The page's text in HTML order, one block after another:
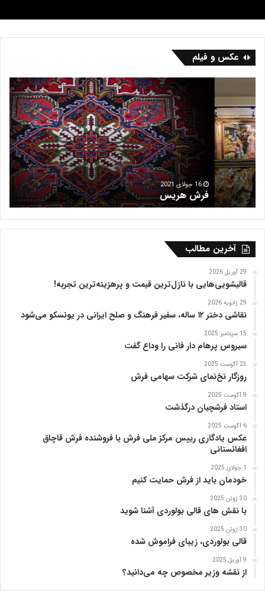
عکس و فیلم
ر
ش
ه
ر
ی
س
16 جولای 2021
فرش هریس
ر
ی
آخرین مطالب
29 آوریل 2026
قالیشویی‌هایی با نازل‌ترین قیمت و پرهزینه‌ترین تجربه!
29 ژانویه 2026
نقاشی دختر ۱۲ ساله، سفیر فرهنگ و صلح ایرانی در یونسکو می‌شود
15 سپتامبر 2025
سیروس پرهام دار فانی را وداع گفت
23 آگوست 2025
روزگار نخ‌نمای شرکت سهامی فرش
9 آگوست 2025
استاد فرشچیان درگذشت
6 آگوست 2025
عکس یادگاری رییس مرکز ملی فرش با فروشنده فرش قاچاق
افغانستانی
1 جولای 2025
خودمان باید از فرش حمایت کنیم
30 ژوئن 2025
با نقش های قالی بولوردی آشنا شوید
30 ژوئن 2025
قالی بولوردی، زیبای فراموش شده
9 آوریل 2025
از نقشه وزیر مخصوص چه می‌دانید؟